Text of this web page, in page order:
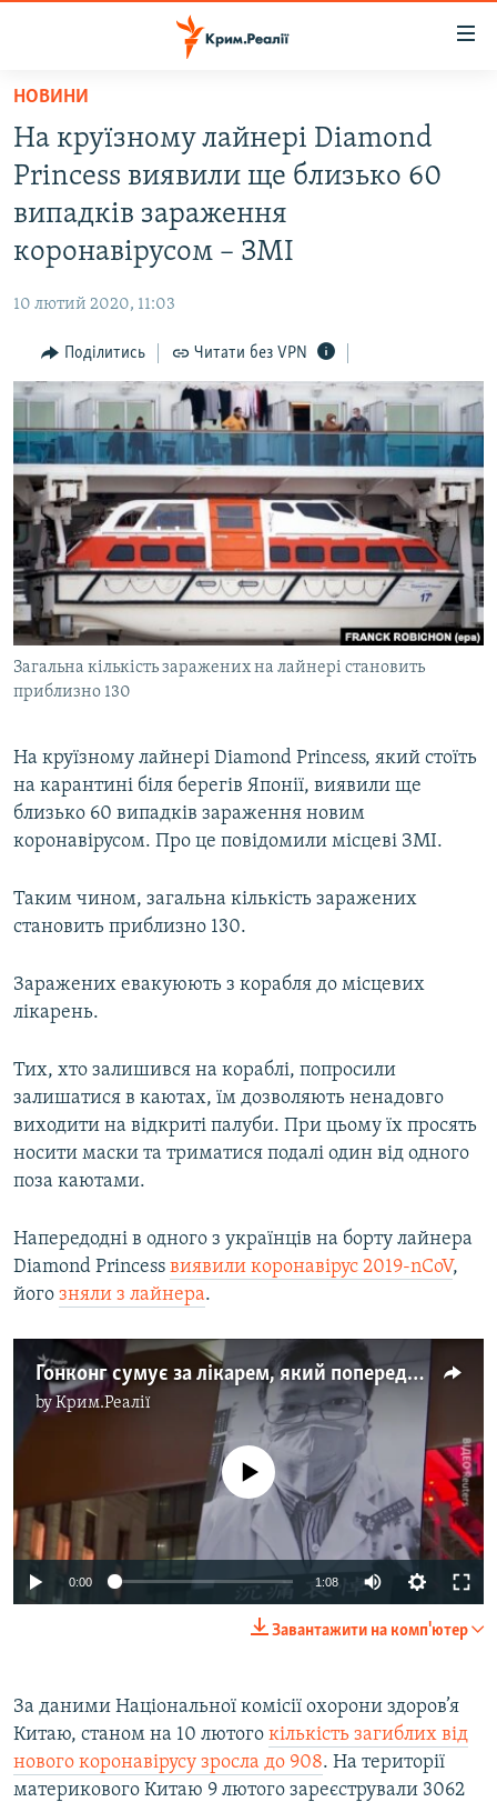
Перейти
основного
матеріалу
до
основної
Перейти
пошуку
ВОДА.КРИМ
ВІДЕО ТА ФОТО
ІНТЕРВ'Ю
ВСЕ ЗА ДЕНЬ
СПЕЦПРОЕКТИ
ДЕПОРТАЦІЯ
ВІДЕОУРОКИ «ELIFBE»
СВІДЧЕННЯ ОКУПАЦІЇ
УКРАЇНСЬКА ПРОБЛЕМА КРИМУ
ІНФОГРАФІКА
ЯК ОБІЙТИ БЛОКУВАННЯ
Русский
Qırımtatar
ДОЛУЧАЙСЯ!
НОВИНИ
На круїзному лайнері Diamond
Princess виявили ще близько 60
випадків зараження
коронавірусом – ЗМІ
10 лютий 2020, 11:03
Поділитись Читати без VPN
Загальна кількість заражених на лайнері становить
приблизно 130
На круїзному лайнері Diamond Princess, який стоїть
на карантині біля берегів Японії, виявили ще
близько 60 випадків зараження новим
коронавірусом. Про це повідомили місцеві ЗМІ.
Таким чином, загальна кількість заражених
становить приблизно 130.
Заражених евакуюють з корабля до місцевих
лікарень.
Тих, хто залишився на кораблі, попросили
залишатися в каютах, їм дозволяють ненадовго
виходити на відкриті палуби. При цьому їх просять
носити маски та триматися подалі один від одного
поза каютами.
Напередодні в одного з українців на борту лайнера
Diamond Princess виявили коронавірус 2019-nCoV,
його зняли з лайнера.
Гонконг сумує за лікарем, який попередив про коронавірус – відео
byКрим.Реалії
1080p
No media source currently available
0:00 1:08
1080p
Завантажити на комп'ютер
За даними Національної комісії охорони здоров’я
Китаю, станом на 10 лютого кількість загиблих від
нового коронавірусу зросла до 908. На території
материкового Китаю 9 лютого зареєстрували 3062